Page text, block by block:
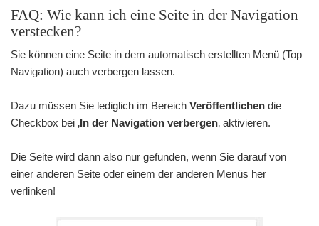
FAQ: Wie kann ich eine Seite in der Navigation
verstecken?
Sie können eine Seite in dem automatisch erstellten Menü (Top
Navigation) auch verbergen lassen.
Dazu müssen Sie lediglich im Bereich Veröffentlichen die
Checkbox bei ‚In der Navigation verbergen‚ aktivieren.
Die Seite wird dann also nur gefunden, wenn Sie darauf von
einer anderen Seite oder einem der anderen Menüs her
verlinken!